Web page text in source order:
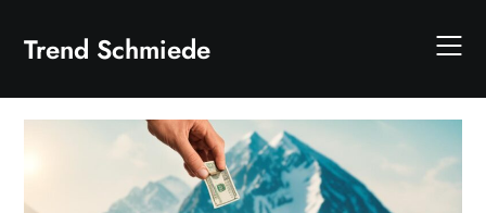
content
Trend Schmiede